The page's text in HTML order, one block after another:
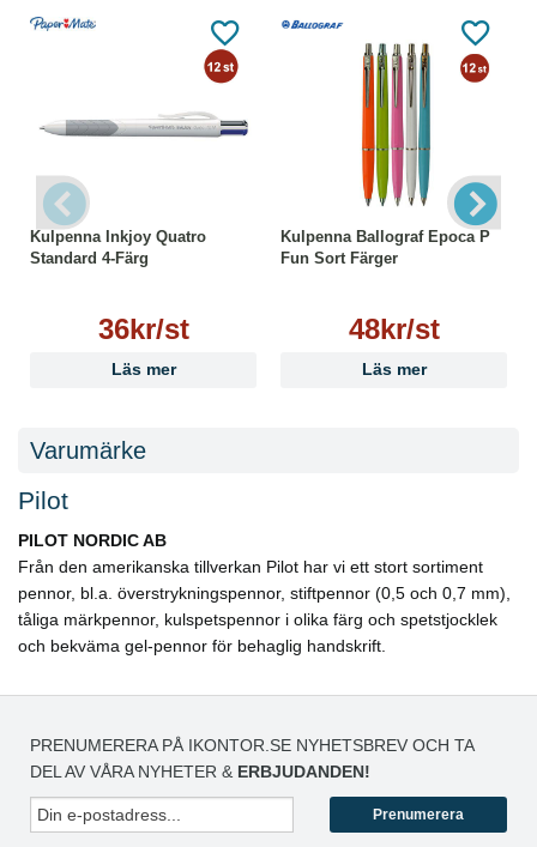
Kulpenna Inkjoy Quatro
Standard 4-Färg
36kr/st
Läs mer
Kulpenna Ballograf Epoca P
Fun Sort Färger
48kr/st
Läs mer
Varumärke
Pilot
PILOT NORDIC AB
Från den amerikanska tillverkan Pilot har vi ett stort sortiment
pennor, bl.a. överstrykningspennor, stiftpennor (0,5 och 0,7 mm),
tåliga märkpennor, kulspetspennor i olika färg och spetstjocklek
och bekväma gel-pennor för behaglig handskrift.
PRENUMERERA PÅ IKONTOR.SE NYHETSBREV OCH TA
DEL AV VÅRA NYHETER & ERBJUDANDEN!
Prenumerera